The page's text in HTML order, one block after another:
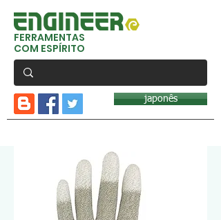
FERRAMENTAS
COM ESPÍRITO
japonês